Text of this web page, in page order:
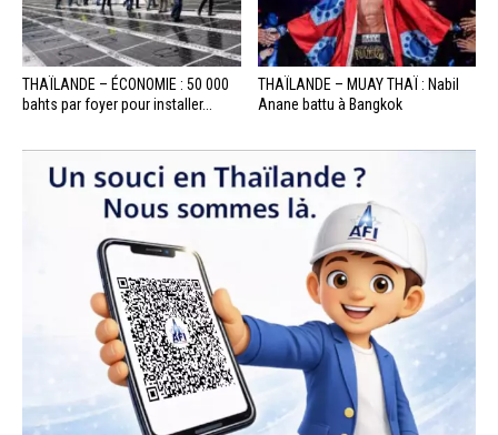
THAÏLANDE – ÉCONOMIE : 50 000
bahts par foyer pour installer...
THAÏLANDE – MUAY THAÏ : Nabil
Anane battu à Bangkok